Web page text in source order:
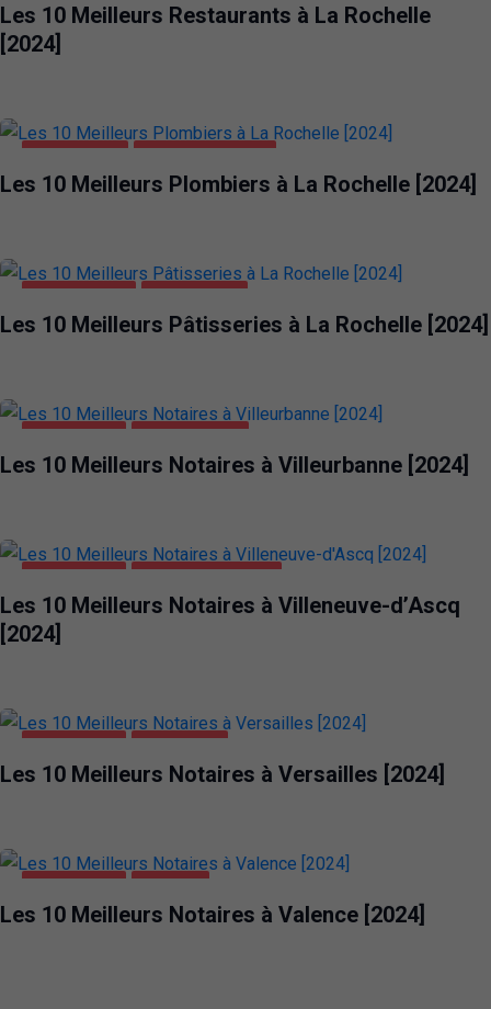
Les 10 Meilleurs Restaurants à La Rochelle
[2024]
LA ROCHELLE MAISON ET JARDIN
Les 10 Meilleurs Plombiers à La Rochelle [2024]
ALIMENTATION LA ROCHELLE
Les 10 Meilleurs Pâtisseries à La Rochelle [2024]
ENTREPRISES VILLEURBANNE
Les 10 Meilleurs Notaires à Villeurbanne [2024]
ENTREPRISES VILLENEUVE-D'ASCQ
Les 10 Meilleurs Notaires à Villeneuve-d’Ascq
[2024]
ENTREPRISES VERSAILLES
Les 10 Meilleurs Notaires à Versailles [2024]
ENTREPRISES VALENCE
Les 10 Meilleurs Notaires à Valence [2024]